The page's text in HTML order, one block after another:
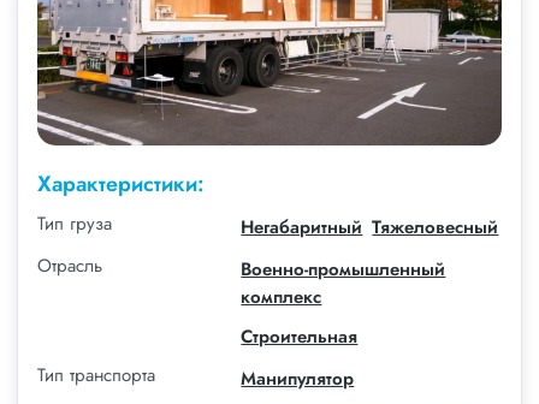
Характеристики:
Тип груза Негабаритный Тяжеловесный
Отрасль
Военно-промышленный
комплекс
Строительная
Тип транспорта
Манипулятор